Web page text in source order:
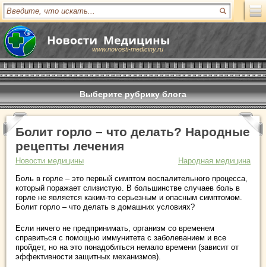
www.novosti-mediciny.ru
Выберите рубрику блога
Болит горло – что делать? Народные
рецепты лечения
Новости медицины
Народная медицина
Боль в горле – это первый симптом воспалительного процесса,
который поражает слизистую. В большинстве случаев боль в
горле не является каким-то серьезным и опасным симптомом.
Болит горло – что делать в домашних условиях?
Если ничего не предпринимать, организм со временем
справиться с помощью иммунитета с заболеванием и все
пройдет, но на это понадобиться немало времени (зависит от
эффективности защитных механизмов).